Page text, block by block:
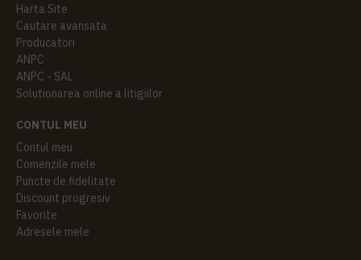
Harta Site
Cautare avansata
Producatori
ANPC
ANPC - SAL
Solutionarea online a litigiilor
CONTUL MEU
Contul meu
Comenzile mele
Puncte de fidelitate
Discount progresiv
Favorite
Adresele mele